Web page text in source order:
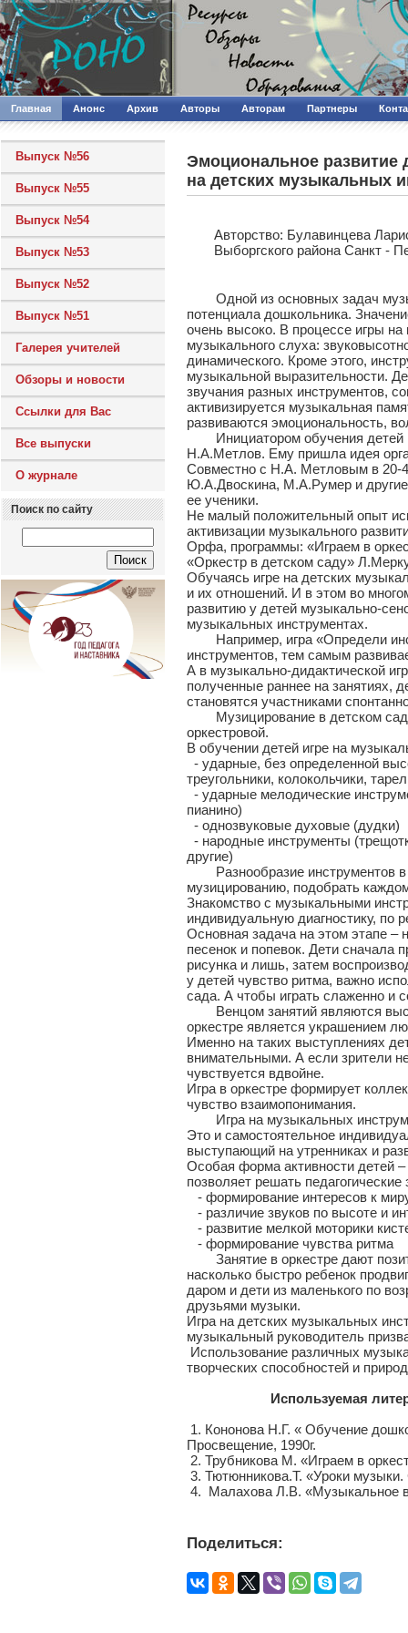
Главная Анонс Архив Авторы Авторам Партнеры
Выпуск №56
Выпуск №55
Выпуск №54
Выпуск №53
Выпуск №52
Выпуск №51
Галерея учителей
Обзоры и новости
Ссылки для Вас
Все выпуски
О журнале
Поиск по сайту
Эмоциональное развитие
на детских музыкальных
Авторcтво: Булавинцева
Выборгского района Санкт -
Одной из основных задач
потенциала дошкольника.
очень высоко. В процессе игры
музыкального слуха:
динамического. Кроме этого,
музыкальной выразительности.
звучания разных инструментов,
активизируется музыкальная
развиваются эмоциональность,
Инициатором обучения детей
Н.А.Метлов. Ему пришла идея
Совместно с Н.А. Метловым в 20-
Ю.А.Двоскина, М.А.Румер и
ее ученики.
Не малый положительный опыт
активизации музыкального
Орфа, программы: «Играем в
«Оркестр в детском саду»
Обучаясь игре на детских
и их отношений. И в этом во
развитию у детей музыкально-
музыкальных инструментах.
Например, игра «Определи
инструментов, тем самым
А в музыкально-дидактической
полученные раннее на занятиях,
становятся участниками
Музицирование в детском
оркестровой.
В обучении детей игре на
- ударные, без определенной
треугольники, колокольчики,
- ударные мелодические
пианино)
- однозвуковые духовые (дудки)
- народные инструменты
другие)
Разнообразие инструментов в
музицированию, подобрать
Знакомство с музыкальными
индивидуальную диагностику, по
Основная задача на этом этапе –
песенок и попевок. Дети сначала
рисунка и лишь, затем
у детей чувство ритма, важно
сада. А чтобы играть слаженно и
Венцом занятий являются
оркестре является украшением
Именно на таких выступлениях
внимательными. А если зрители
чувствуется вдвойне.
Игра в оркестре формирует
чувство взаимопонимания.
Игра на музыкальных
Это и самостоятельное
выступающий на утренниках и
Особая форма активности детей
позволяет решать педагогические
- формирование интересов к
- различие звуков по высоте и
- развитие мелкой моторики
- формирование чувства ритма
Занятие в оркестре дают
насколько быстро ребенок
даром и дети из маленького по
друзьями музыки.
Игра на детских музыкальных
музыкальный руководитель
Использование различных
творческих способностей и
Используемая
1. Кононова Н.Г. « Обучение
Просвещение, 1990г.
2. Трубникова М. «Играем в
3. Тютюнникова.Т. «Уроки
4. Малахова Л.В. «Музыкальное
Поделиться: